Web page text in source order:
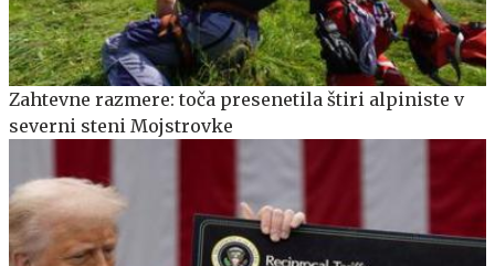
Zahtevne razmere: toča presenetila štiri alpiniste v
severni steni Mojstrovke